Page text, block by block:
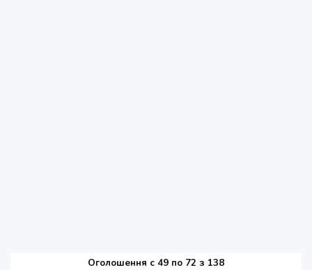
Оголошення c 49 по 72 з 138